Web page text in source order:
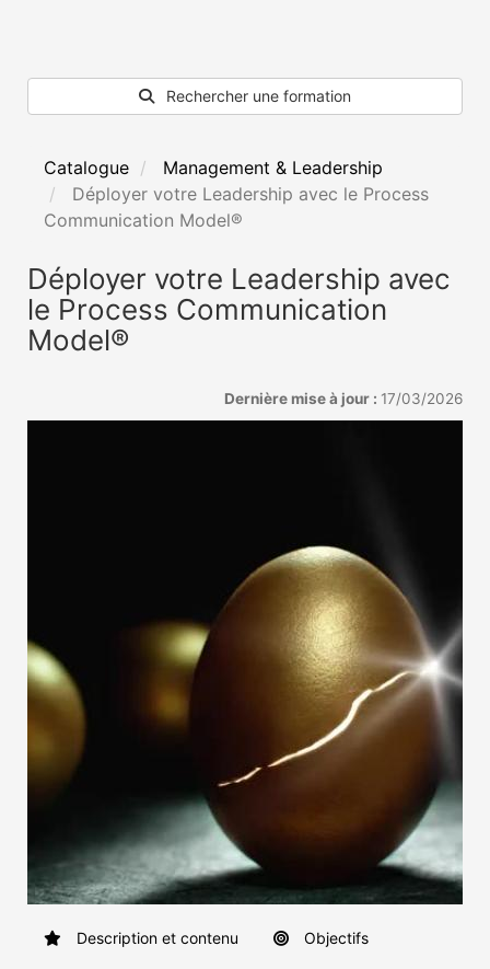
Rechercher une formation
Catalogue
Management & Leadership
Déployer votre Leadership avec le Process
Communication Model®
Déployer votre Leadership avec
le Process Communication
Model®
Dernière mise à jour : 17/03/2026
Description et contenu Objectifs